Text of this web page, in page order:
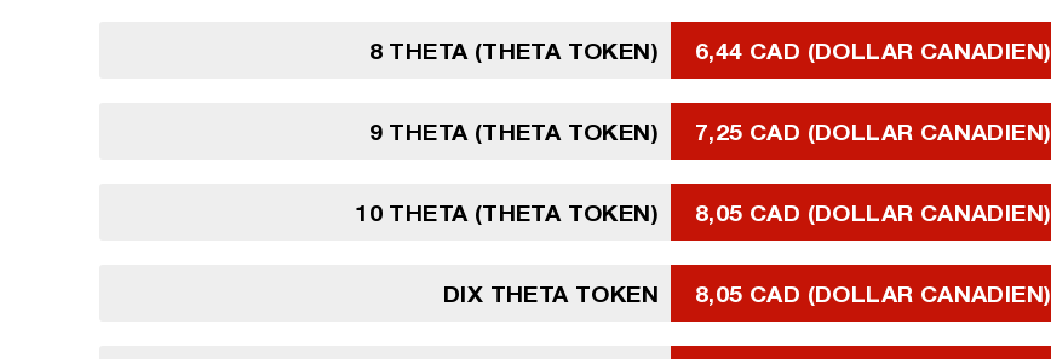
8 THETA (THETA TOKEN) 6,44 CAD (DOLLAR CANADIEN)
9 THETA (THETA TOKEN) 7,25 CAD (DOLLAR CANADIEN)
10 THETA (THETA TOKEN) 8,05 CAD (DOLLAR CANADIEN)
DIX THETA TOKEN 8,05 CAD (DOLLAR CANADIEN)